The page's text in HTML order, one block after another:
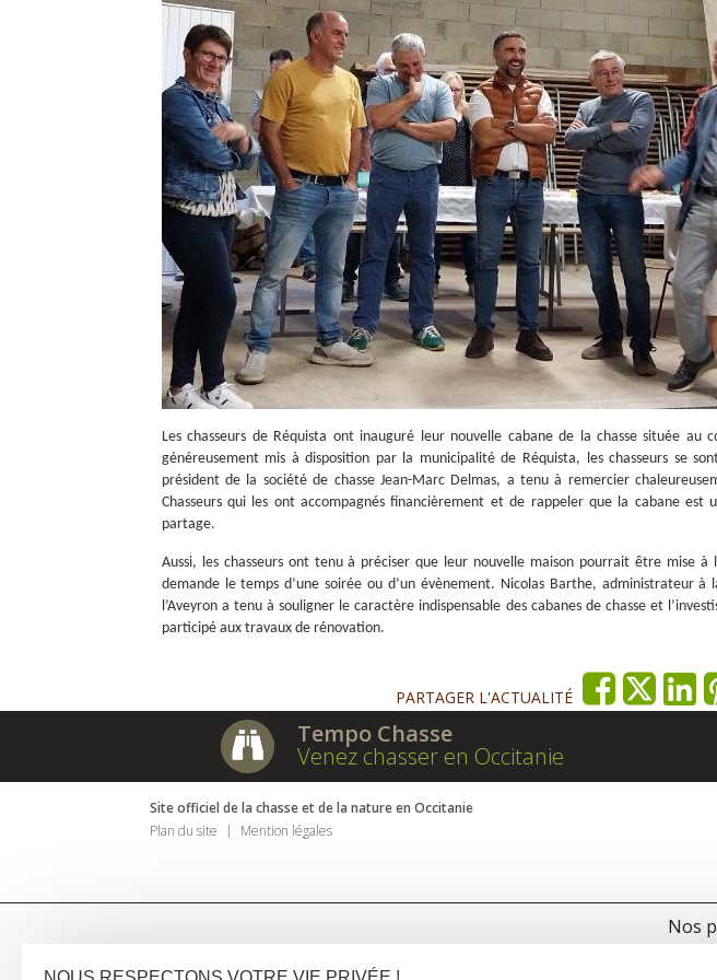
Les chasseurs de Réquista ont inauguré leur nouvelle cabane de la chasse située
généreusement mis à disposition par la municipalité de Réquista, les chasseurs se
président de la société de chasse Jean-Marc Delmas, a tenu à remercier
Chasseurs qui les ont accompagnés financièrement et de rappeler que la cabane
partage.
Aussi, les chasseurs ont tenu à préciser que leur nouvelle maison pourrait être mise à
demande le temps d’une soirée ou d’un évènement. Nicolas Barthe, administrateur à
l’Aveyron a tenu à souligner le caractère indispensable des cabanes de chasse et
participé aux travaux de rénovation.
PARTAGER L'ACTUALITÉ
Tempo Chasse
Venez chasser en Occitanie
Site officiel de la chasse et de la nature en Occitanie
Plan du site
Mention légales
Nos